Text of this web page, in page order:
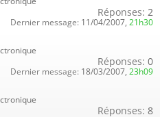
Réponses: 2
Dernier message: 11/04/2007, 21h30
Réponses: 0
Dernier message: 18/03/2007, 23h09
Réponses: 8